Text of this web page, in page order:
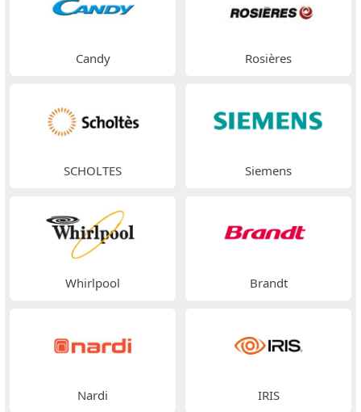
Candy Rosières
SCHOLTES Siemens
Whirlpool Brandt
Nardi IRIS